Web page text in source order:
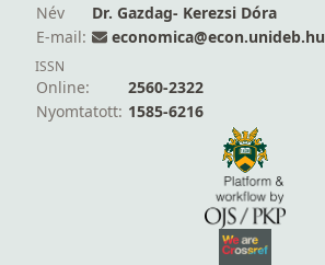
Név
Dr. Gazdag- Kerezsi Dóra
E-mail:
economica@econ.unideb.hu
ISSN
Online:
2560-2322
Nyomtatott: 1585-6216